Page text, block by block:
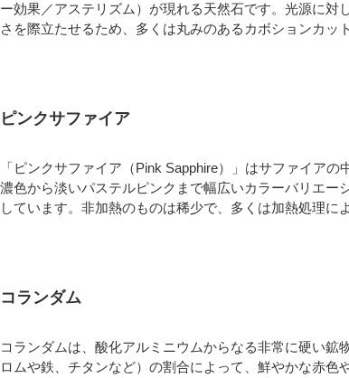
ー効果／アステリズム）が現れる天然石です。光源に
さを際立たせるため、多くは丸みのあるカボションカッ
ピンクサファイア
「ピンクサファイア（Pink Sapphire）」はサファイア
濃色から淡いパステルピンクまで幅広いカラーバリエ
しています。非加熱のものは稀少で、多くは加熱処理に
コランダム
コランダムは、酸化アルミニウムからなる非常に硬い
ロムや鉄、チタンなど）の割合によって、鮮やかな赤